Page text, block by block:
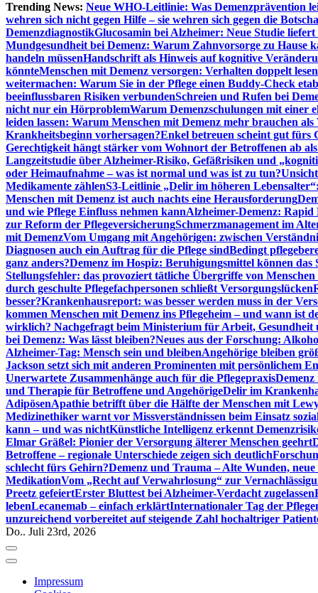
Trending News: Neue WHO-Leitlinie: Was Demenzprävention
wehren sich nicht gegen Hilfe – sie wehren sich gegen die
DemenzdiagnostikGlucosamin bei Alzheimer: Neue Studie
Mundgesundheit bei Demenz: Warum Zahnvorsorge zu Hause
handeln müssenHandschrift als Hinweis auf kognitive
könnteMenschen mit Demenz versorgen: Verhalten doppelt lesen
weitermachen: Warum Sie in der Pflege einen Buddy-Check
beeinflussbaren Risiken verbundenSchreien und Rufen bei
nicht nur ein HörproblemWarum Demenzschulungen mit einer
leiden lassen: Warum Menschen mit Demenz mehr brauchen als
Krankheitsbeginn vorhersagen?Enkel betreuen scheint gut fürs
Gerechtigkeit hängt stärker vom Wohnort der Betroffenen ab
Langzeitstudie über Alzheimer-Risiko, Gefäßrisiken und
oder Heimaufnahme – was ist normal und was ist zu tun?
Medikamente zählenS3-Leitlinie „Delir im höheren
Menschen mit Demenz ist auch nachts eine Herausforderung
und wie Pflege Einfluss nehmen kannAlzheimer-Demenz:
zur Reform der PflegeversicherungSchmerzmanagement im
mit DemenzVom Umgang mit Angehörigen: zwischen
Diagnosen auch ein Auftrag für die Pflege sindBedingt
ganz anders?Demenz im Hospiz: Beruhigungsmittel können das
Stellungsfehler: das provoziert tätliche Übergriffe von Menschen
durch geschulte Pflegefachpersonen schließt Versorgungslücken
besser?Krankenhausreport: was besser werden muss in der
kommen Menschen mit Demenz ins Pflegeheim – und wann ist
wirklich? Nachgefragt beim Ministerium für Arbeit, Gesundheit
bei Demenz: Was lässt bleiben?Neues aus der Forschung:
Alzheimer-Tag: Mensch sein und bleibenAngehörige bleiben
Jackson setzt sich mit anderen Prominenten mit persönlichem
Unerwartete Zusammenhänge auch für die Pflegepraxis
und Therapie für Betroffene und AngehörigeDelir im
AdipösenApathie betrifft über die Hälfte der Menschen mit
Medizinethiker warnt vor Missverständnissen beim Einsatz
kann – und was nichtKünstliche Intelligenz erkennt
Elmar Gräßel: Pionier der Versorgung älterer Menschen geehrt
Betroffene – regionale Unterschiede zeigen sich deutlich
schlecht fürs Gehirn?Demenz und Trauma – Alte Wunden,
MedikationVom „Recht auf Verwahrlosung“ zur
Preetz gefeiertErster Bluttest bei Alzheimer-Verdacht zugelassen
lebenLecanemab – einfach erklärtInternationaler Tag der
unzureichend vorbereitet auf steigende Zahl hochaltriger
Do.. Juli 23rd, 2026
Impressum